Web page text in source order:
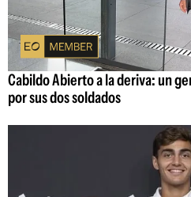
Cabildo Abierto a la deriva: un
por sus dos soldados